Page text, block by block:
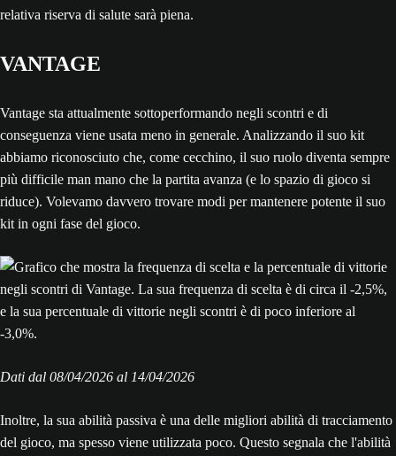
relativa riserva di salute sarà piena.
VANTAGE
Vantage sta attualmente sottoperformando negli scontri e di
conseguenza viene usata meno in generale. Analizzando il suo kit
abbiamo riconosciuto che, come cecchino, il suo ruolo diventa sempre
più difficile man mano che la partita avanza (e lo spazio di gioco si
riduce). Volevamo davvero trovare modi per mantenere potente il suo
kit in ogni fase del gioco.
Dati dal 08/‌04/‌2026 al 14/‌04/‌2026
Inoltre, la sua abilità passiva è una delle migliori abilità di tracciamento
del gioco, ma spesso viene utilizzata poco. Questo segnala che l'abilità